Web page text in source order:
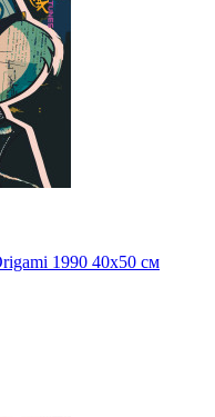
1990 40x50 см